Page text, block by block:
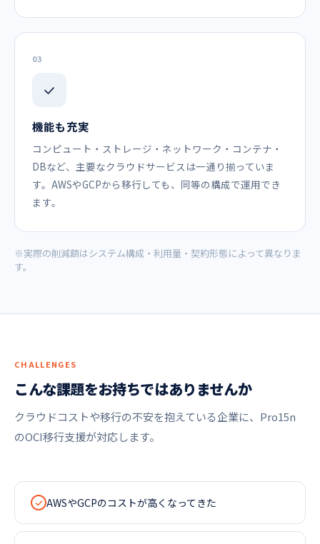
03
機能も充実
コンピュート・ストレージ・ネットワーク・コンテナ・
DBなど、主要なクラウドサービスは一通り揃っていま
す。AWSやGCPから移行しても、同等の構成で運用でき
ます。
※実際の削減額はシステム構成・利用量・契約形態によって異なりま
す。
CHALLENGES
こんな課題をお持ちではありませんか
クラウドコストや移行の不安を抱えている企業に、Pro15n
のOCI移行支援が対応します。
AWSやGCPのコストが高くなってきた